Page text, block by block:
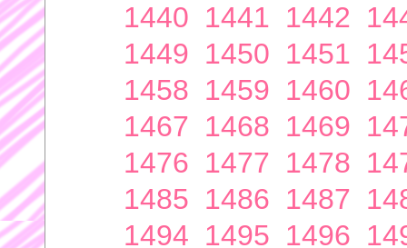
1440 1441 1442
1449 1450 1451
1458 1459 1460
1467 1468 1469
1476 1477 1478
1485 1486 1487
1494 1495 1496